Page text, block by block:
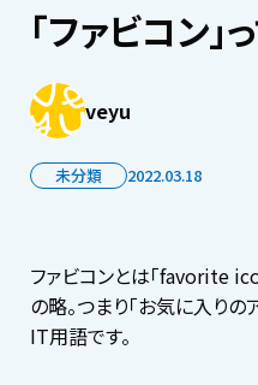
「ファビコン」
veyu
未分類 2022.03.18
ファビコンとは「favorite icon
の略。つまり「お気に入り
IT用語です。